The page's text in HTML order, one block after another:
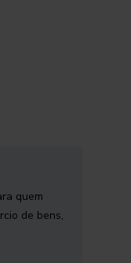
quem
de bens,